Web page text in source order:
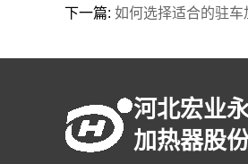
下一篇: 如何选择适合的驻车
河北宏业
加热器股